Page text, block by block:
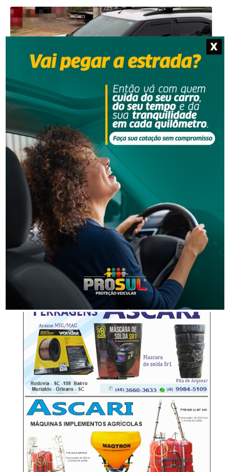
Segurança
Operação da PM desarticula desmanche
clandestino de carro em SC
Segurança
Operação policial prende quatro pessoas por tráfico
e lavagem de dinheiro
-Anúncio-
X